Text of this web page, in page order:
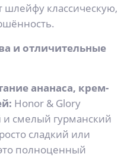
шлейфу классическую,
и отличительные
ананаса, крем-
Honor & Glory
и смелый гурманский
сладкий или
полноценный